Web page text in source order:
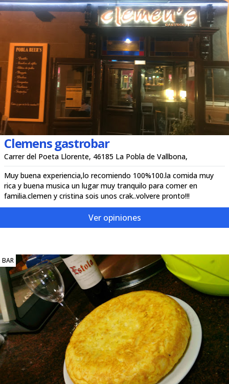
Clemens gastrobar
Carrer del Poeta Llorente, 46185 La Pobla de Vallbona,
Muy buena experiencia,lo recomiendo 100%100.la comida muy
rica y buena musica un lugar muy tranquilo para comer en
familia.clemen y cristina sois unos crak..volvere pronto!!!
Ver opiniones
BAR